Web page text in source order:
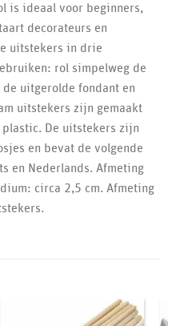
is ideaal voor beginners,
decorateurs en
uitstekers in drie
rol simpelweg de
uitgerolde fondant en
uitstekers zijn gemaakt
De uitstekers zijn
en bevat de volgende
en Nederlands. Afmeting
circa 2,5 cm. Afmeting